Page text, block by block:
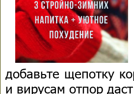
добавьте щепотку
и вирусам отпор